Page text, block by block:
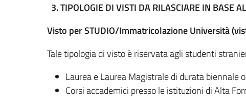
3. TIPOLOGIE DI VISTI DA RILASCIARE IN BASE
Visto per STUDIO/Immatricolazione Università
Tale tipologia di visto è riservata agli studenti
Laurea e Laurea Magistrale di durata biennale
Corsi accademici presso le istituzioni di Alta